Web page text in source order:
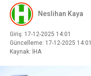
Neslihan Kaya
Giriş: 17-12-2025 14:01
Güncelleme: 17-12-2025 14:01
Kaynak: İHA